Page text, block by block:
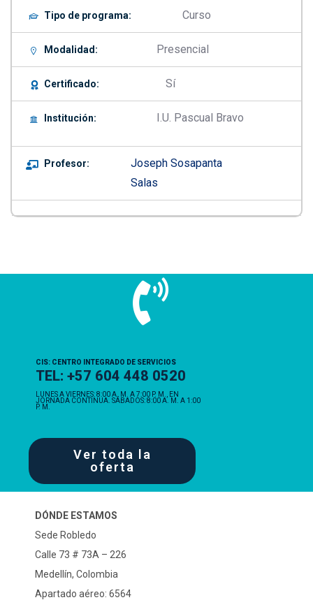
Tipo de programa: Curso
Modalidad: Presencial
Certificado: Sí
Institución: I.U. Pascual Bravo
Profesor:
Joseph Sosapanta
Salas
CIS: CENTRO INTEGRADO DE SERVICIOS
TEL: +57 604 448 0520
LUNES A VIERNES: 8:00 A. M. A 7:00 P. M., EN
JORNADA CONTINUA. SÁBADOS: 8:00 A. M. A 1:00
P. M.
Ver toda la
oferta
DÓNDE ESTAMOS
Sede Robledo
Calle 73 # 73A – 226
Medellín, Colombia
Apartado aéreo: 6564